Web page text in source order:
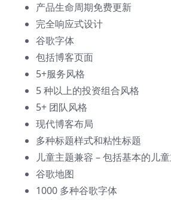
产品生命周期免费更新
完全响应式设计
谷歌字体
包括博客页面
5+服务风格
5 种以上的投资组合风格
5+ 团队风格
现代博客布局
多种标题样式和粘性标题
儿童主题兼容 – 包括基本的儿
谷歌地图
1000 多种谷歌字体